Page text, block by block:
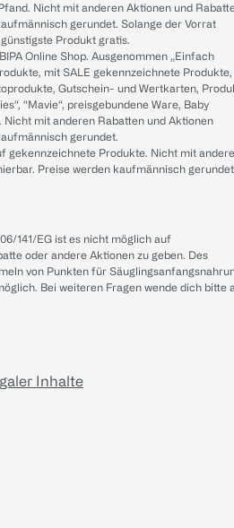
Nicht mit anderen Aktionen und
gerundet. Solange der Vorrat
Produkt gratis.
Online Shop. Ausgenommen „Einfach
mit SALE gekennzeichnete Produkte,
Gutschein- und Wertkarten,
“Mavie“, preisgebundene Ware, Baby
mit anderen Rabatten und Aktionen
gerundet.
gekennzeichnete Produkte. Nicht mit
Preise werden kaufmännisch
141/EG ist es nicht möglich auf
oder andere Aktionen zu geben. Des
von Punkten für
Bei weiteren Fragen wende dich bitte
Inhalte